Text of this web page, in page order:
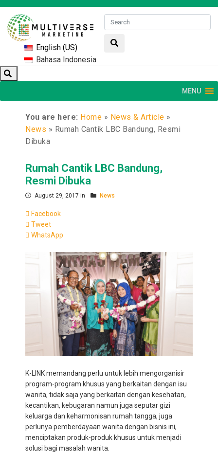
English (US)
Bahasa Indonesia
MENU
You are here: Home » News & Article »
News » Rumah Cantik LBC Bandung, Resmi
Dibuka
Rumah Cantik LBC Bandung,
Resmi Dibuka
August 29, 2017 in News
Facebook
Tweet
WhatsApp
K-LINK memandang perlu untuk lebih mengorganisir
program-program khusus yang berkaitan dengan isu
wanita, tidak saja yang berkaitan dengan kesehatan,
kecantikan, kebugaran namun juga seputar gizi
keluarga dan keharmonisan rumah tangga, juga
perlunya pemberdayaan wanita dengan bisnis ini,
menciptakan produk-produk khusus untuk menjadi
solusi bagi masalah wanita.